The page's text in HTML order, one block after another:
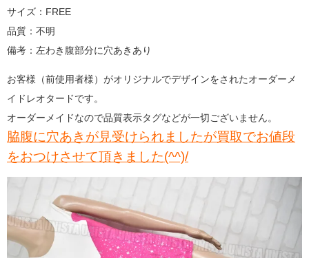
サイズ：FREE
品質：不明
備考：左わき腹部分に穴あきあり
お客様（前使用者様）がオリジナルでデザインをされたオーダーメ
イドレオタードです。
オーダーメイドなので品質表示タグなどが一切ございません。
脇腹に穴あきが見受けられましたが買取でお値段
をおつけさせて頂きました(^^)/